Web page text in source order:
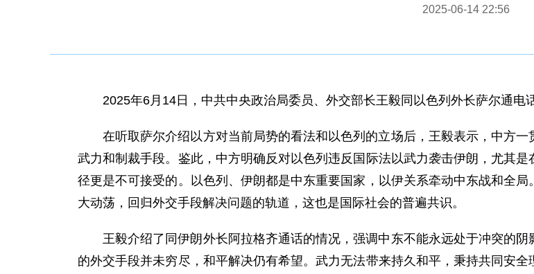
2025-06-14 22:56
2025年6月14日，中共中央政治局委员、外交部长王毅同以色列外长萨尔通电话
在听取萨尔介绍以方对当前局势的看法和以色列的立场后，王毅表示，中方
武力和制裁手段。鉴此，中方明确反对以色列违反国际法以武力袭击伊朗，尤其
径更是不可接受的。以色列、伊朗都是中东重要国家，以伊关系牵动中东战和全
大动荡，回归外交手段解决问题的轨道，这也是国际社会的普遍共识。
王毅介绍了同伊朗外长阿拉格齐通话的情况，强调中东不能永远处于冲突的
的外交手段并未穷尽，和平解决仍有希望。武力无法带来持久和平，秉持共同安